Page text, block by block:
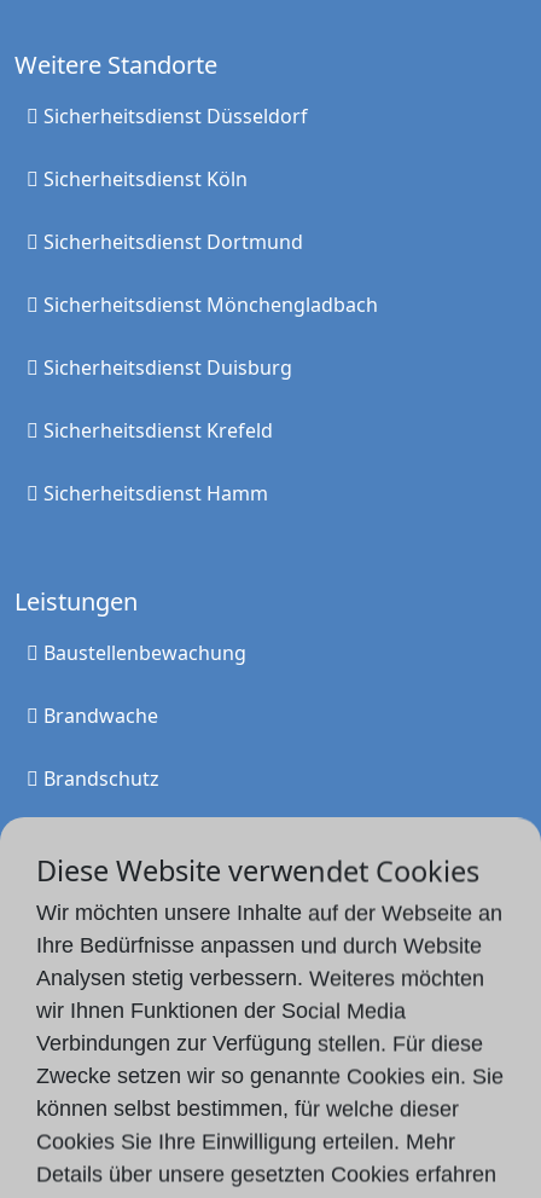
Diese Website verwendet Cookies
Wir möchten unsere Inhalte auf der Webseite an
Ihre Bedürfnisse anpassen und durch Website
Analysen stetig verbessern. Weiteres möchten
wir Ihnen Funktionen der Social Media
Verbindungen zur Verfügung stellen. Für diese
Zwecke setzen wir so genannte Cookies ein. Sie
können selbst bestimmen, für welche dieser
Cookies Sie Ihre Einwilligung erteilen. Mehr
Details über unsere gesetzten Cookies erfahren
Weitere Standorte
Sicherheitsdienst Düsseldorf
Sicherheitsdienst Köln
Sicherheitsdienst Dortmund
Sicherheitsdienst Mönchengladbach
Sicherheitsdienst Duisburg
Sicherheitsdienst Krefeld
Sicherheitsdienst Hamm
Leistungen
Baustellenbewachung
Brandwache
Brandschutz
Sicherungsposten
Schließdienst
Veranstaltungsschutz
Information